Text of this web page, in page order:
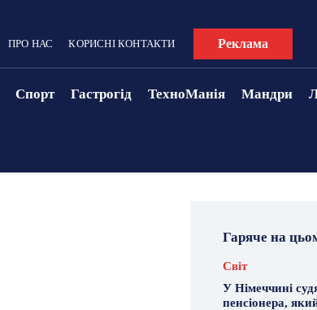
ПРО НАС КОРИСНІ КОНТАКТИ Реклама
Спорт Гастрогід ТехноМанія Мандри
Гаряче на
Світ
У Німеччині
пенсіонера,